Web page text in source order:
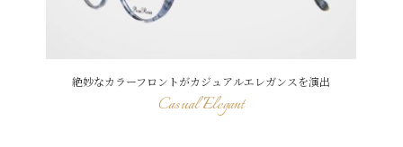
絶妙なカラーフロントがカジュアルエレガンスを演出
Casual Elegant